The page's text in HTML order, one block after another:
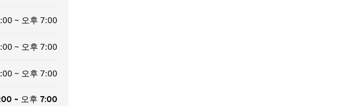
~ 오후 7:00
~ 오후 7:00
~ 오후 7:00
~ 오후 7:00